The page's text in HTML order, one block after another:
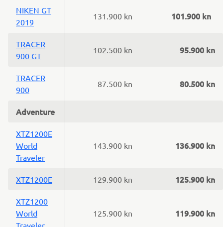
NIKEN GT
2019
131.900 kn 101.900 kn
TRACER
900 GT
102.500 kn 95.900 kn
TRACER
900
87.500 kn 80.500 kn
Adventure
XTZ1200E
World
Traveler
143.900 kn 136.900 kn
XTZ1200E 129.900 kn 125.900 kn
XTZ1200
World
Traveler
125.900 kn 119.900 kn